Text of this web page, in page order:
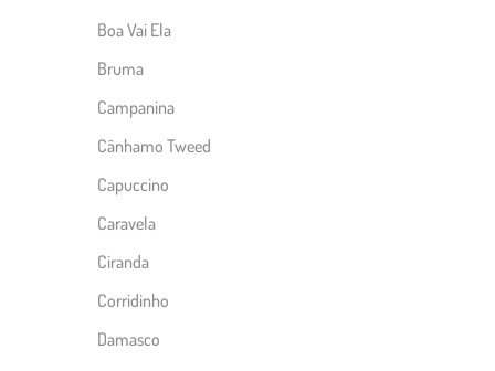
Boa Vai Ela
Bruma
Campanina
Cânhamo Tweed
Capuccino
Caravela
Ciranda
Corridinho
Damasco